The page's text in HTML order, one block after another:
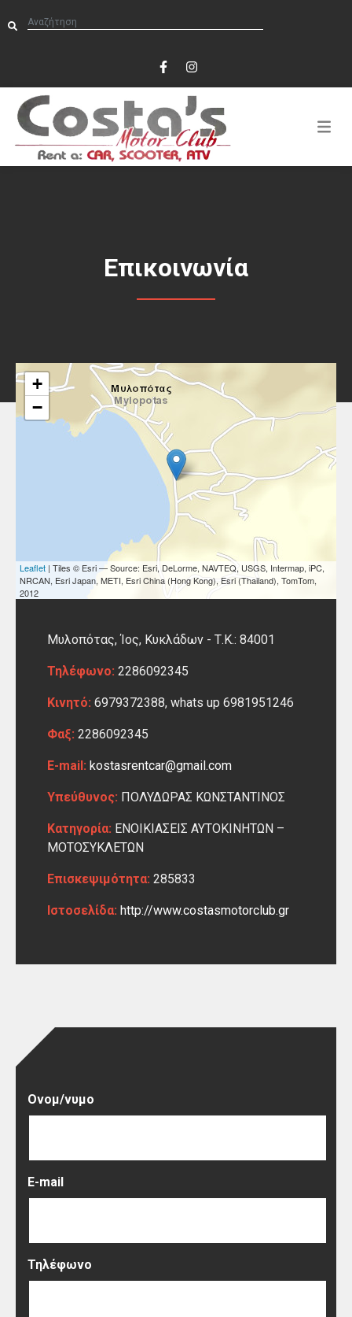
Επικοινωνία
Μυλοπότας, Ίος, Κυκλάδων - Τ.Κ.: 84001
Τηλέφωνο: 2286092345
Κινητό: 6979372388, whats up 6981951246
Φαξ: 2286092345
E-mail: kostasrentcar@gmail.com
Υπεύθυνος: ΠΟΛΥΔΩΡΑΣ ΚΩΝΣΤΑΝΤΙΝΟΣ
Κατηγορία: ΕΝΟΙΚΙΑΣΕΙΣ ΑΥΤΟΚΙΝΗΤΩΝ –
ΜΟΤΟΣΥΚΛΕΤΩΝ
Επισκεψιμότητα: 285833
Ιστοσελίδα: http://www.costasmotorclub.gr
+
−
Leaflet | Tiles © Esri — Source: Esri, DeLorme, NAVTEQ, USGS, Intermap, iPC,
NRCAN, Esri Japan, METI, Esri China (Hong Kong), Esri (Thailand), TomTom,
2012
Ονομ/νυμο
E-mail
Τηλέφωνο